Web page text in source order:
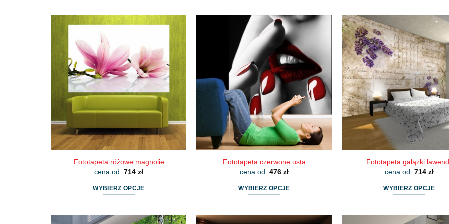
Fototapeta różowe magnolie
cena od: 714 zł
WYBIERZ OPCJE
Fototapeta czerwone usta
cena od: 476 zł
WYBIERZ OPCJE
Fototapeta gałązki
cena od: 714 zł
WYBIERZ OPCJE